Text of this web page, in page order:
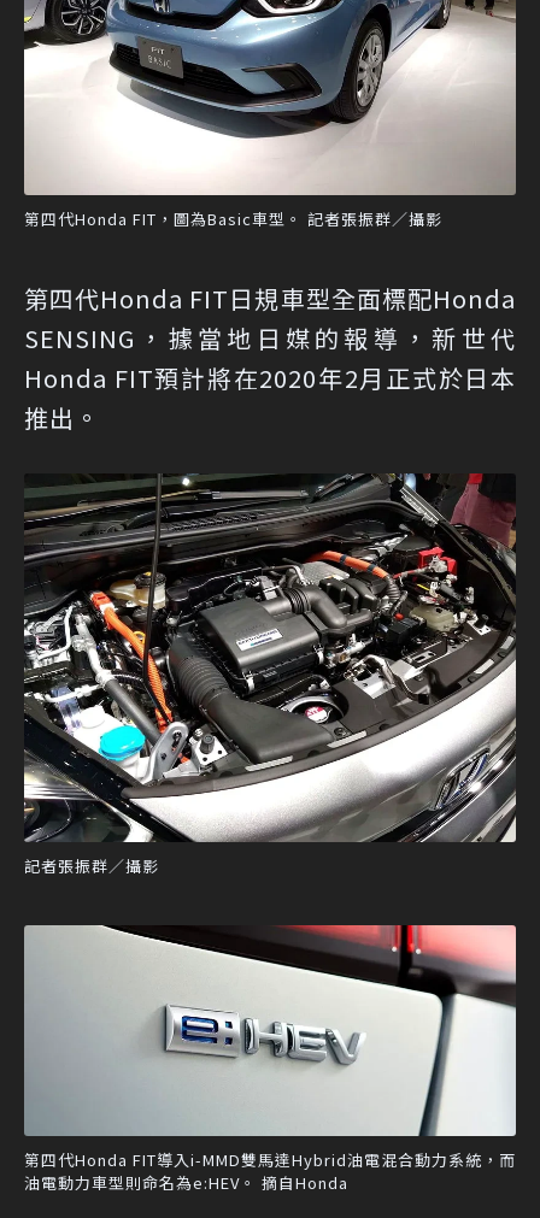
第四代Honda FIT，圖為Basic車型。 記者張振群／攝影
第四代Honda FIT日規車型全面標配Honda
SENSING，據當地日媒的報導，新世代
Honda FIT預計將在2020年2月正式於日本
推出。
記者張振群／攝影
第四代Honda FIT導入i-MMD雙馬達Hybrid油電混合動力系統，而
油電動力車型則命名為e:HEV。 摘自Honda